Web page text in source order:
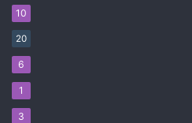
10
20
6
1
3